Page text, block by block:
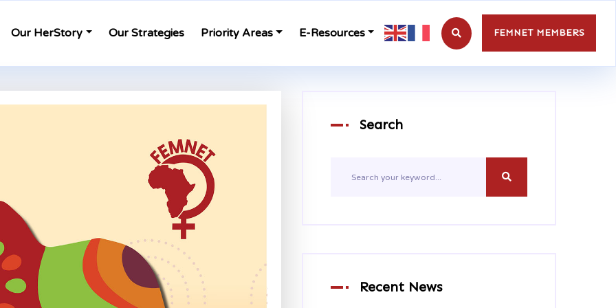
Our HerStory Our Strategies Priority Areas E-Resources FEMNET MEMBERS
Search
Recent News